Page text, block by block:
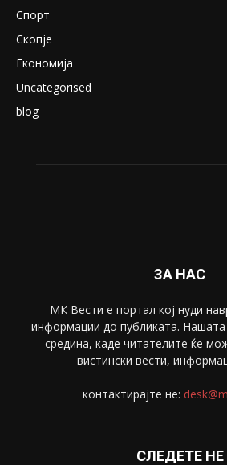
Спорт
Скопје
Економија
Uncategorised
blog
ЗА НАС
МК Вести е портал коj нуди
информации до публиката.
средина, каде читателите ќе
вистински вести,
контактирајте не:
СЛЕДЕТЕ НЕ